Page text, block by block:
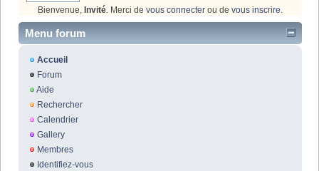
Bienvenue, Invité. Merci de vous connecter ou de vous inscrire.
Menu forum
Accueil
Forum
Aide
Rechercher
Calendrier
Gallery
Membres
Identifiez-vous